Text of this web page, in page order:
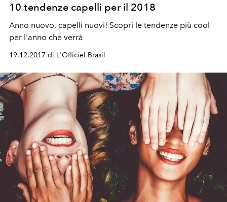
10 tendenze capelli per il 2018
Anno nuovo, capelli nuovi! Scopri le tendenze più cool
per l'anno che verrà
19.12.2017 di L'Officiel Brasil